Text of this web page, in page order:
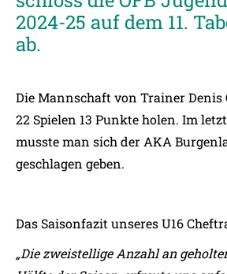
2024-25 auf dem 11.
ab.
Die Mannschaft von Trainer Denis
22 Spielen 13 Punkte holen. Im
musste man sich der AKA
geschlagen geben.
Das Saisonfazit unseres U16
„Die zweistellige Anzahl an